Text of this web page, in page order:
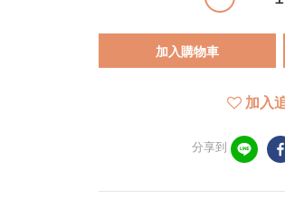
加入購物車
加入
分享到